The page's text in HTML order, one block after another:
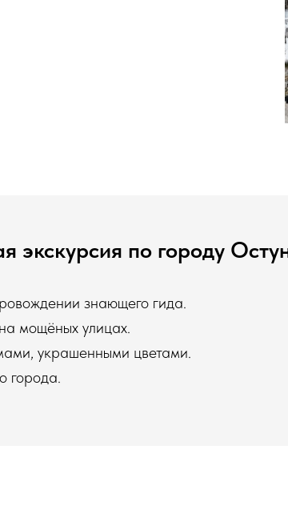
по городу
знающего гида.
мощёных улицах.
украшенными цветами.
города.